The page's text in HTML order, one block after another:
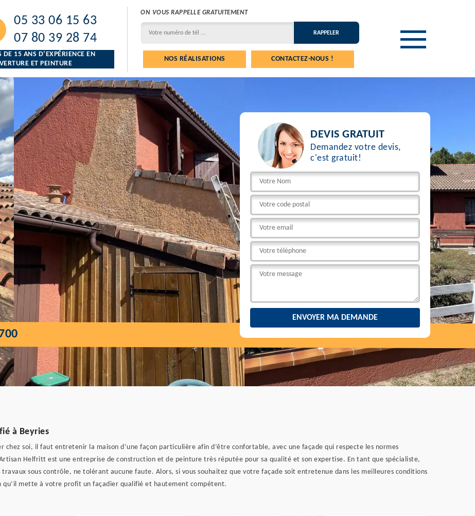
05 33 06 15 63
07 80 39 28 74
DE 15 ANS D’EXPÉRIENCE EN
ET PEINTURE
ON VOUS RAPPELLE GRATUITEMENT
NOS RÉALISATIONS CONTACTEZ-NOUS !
DEVIS GRATUIT
Demandez votre devis,
c'est gratuit!
à Beyries
chez soi, il faut entretenir la maison d’une façon particulière afin d’être confortable, avec une façade qui respecte les normes
Helfritt est une entreprise de construction et de peinture très réputée pour sa qualité et son expertise. En tant que spécialiste,
sous contrôle, ne tolérant aucune faute. Alors, si vous souhaitez que votre façade soit entretenue dans les meilleures conditions
mette à votre profit un façadier qualifié et hautement compétent.